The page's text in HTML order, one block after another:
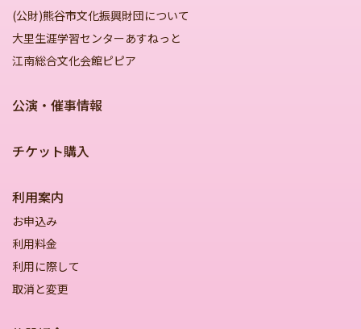
(公財)熊谷市文化振興財団について
大里生涯学習センターあすねっと
江南総合文化会館ピピア
公演・催事情報
チケット購入
利用案内
お申込み
利用料金
利用に際して
取消と変更